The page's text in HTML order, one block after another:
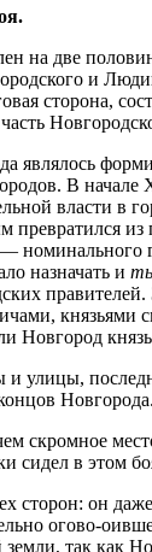
на две
и
сторона,
являлось
В начале
власти в
превратился
назначать и
Новгород
улицы,
Новгорода.
скромное
сидел в этом
сторон: он
огово-
так как